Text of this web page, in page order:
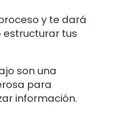
y te dará
tus
son una
para
información.